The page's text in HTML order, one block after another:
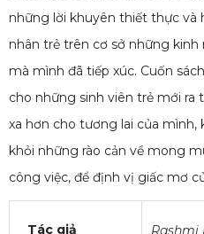
những lời khuyên thiết thực và
nhân trẻ trên cơ sở những
mà mình đã tiếp xúc. Cuốn
cho những sinh viên trẻ mới ra
xa hơn cho tương lai của
khỏi những rào cản về mong
công việc, để định vị giấc mơ
Tác giả Rashmi